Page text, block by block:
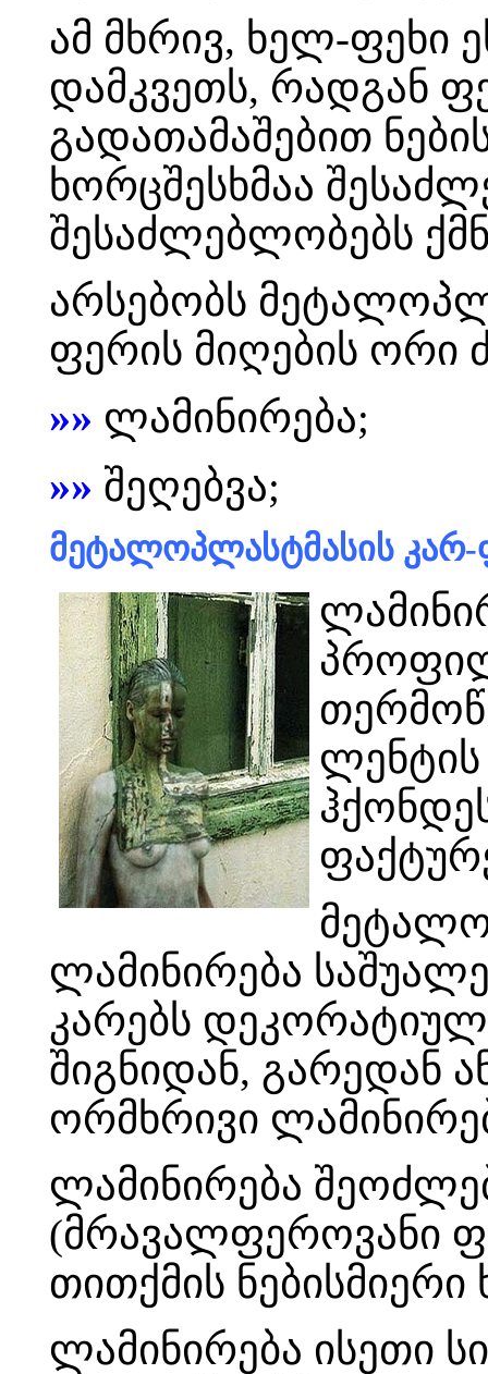
ამ მხრივ, ხელ-ფეხი
დამკვეთს, რადგან
გადათამაშებით
ხორცშესხმაა
შესაძლებლობებს
არსებობს
ფერის მიღების ორი
»» ლამინირება;
»» შეღებვა;
მეტალოპლასტმასის კარ-
ლამინირება
კარებს
შიგნიდან, გარედან
ორმხრივი
ლამინირება
(მრავალფეროვანი
თითქმის ნებისმიერი
ლამინირება ისეთი